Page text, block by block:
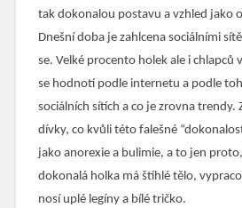
tak dokonalou postavu a vzhled jako
Dnešní doba je zahlcena sociálními
se. Velké procento holek ale i chlapců
se hodnotí podle internetu a podle
sociálních sítích a co je zrovna trendy.
dívky, co kvůli této falešné
jako anorexie a bulimie, a to jen
dokonalá holka má štíhlé tělo,
nosí uplé legíny a bílé tričko.